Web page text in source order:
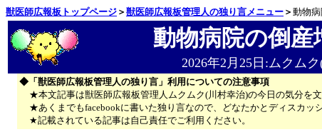
獣医師広報板トップページ ＞ 獣医師広報板管理人の独り言メニュー ＞ 動物
動物病院の倒産
2026年2月25日:ムクム
◆「獣医師広報板管理人の独り言」利用についての注意事項
★本文記事は獣医師広報板管理人ムクムク(川村幸治)の今日の気分を文
★あくまでもfacebookに書いた独り言なので、どなたかとディスカッ
★記載されている記事は自己責任でご利用ください。